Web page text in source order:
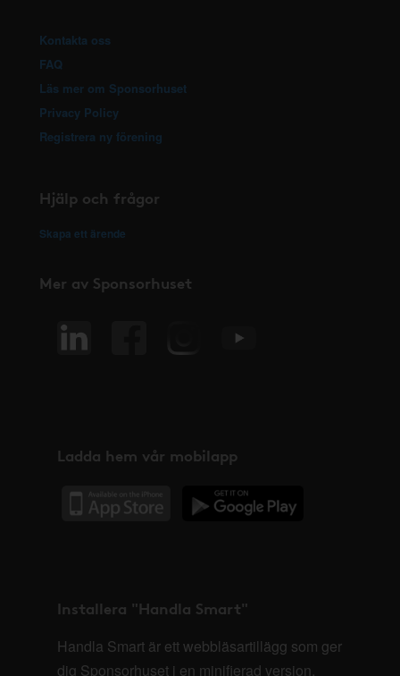
Kontakta oss
FAQ
Läs mer om Sponsorhuset
Privacy Policy
Registrera ny förening
Hjälp och frågor
Skapa ett ärende
Mer av Sponsorhuset
Ladda hem vår mobilapp
Installera "Handla Smart"
Handla Smart är ett webbläsartillägg som ger
dig Sponsorhuset i en minifierad version,